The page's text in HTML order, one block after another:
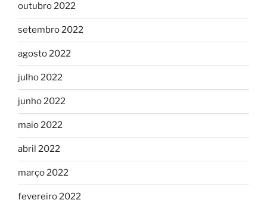
outubro 2022
setembro 2022
agosto 2022
julho 2022
junho 2022
maio 2022
abril 2022
março 2022
fevereiro 2022